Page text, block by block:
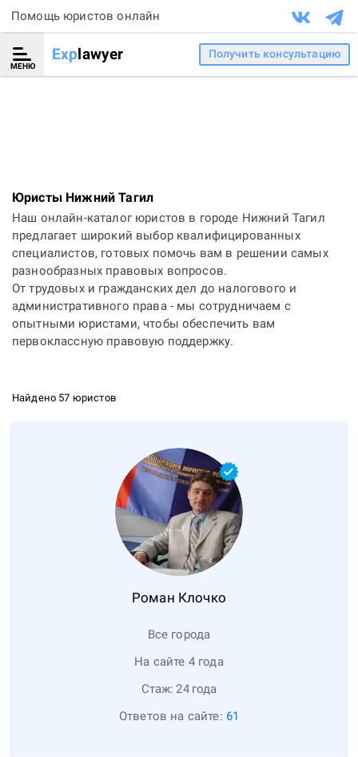
Помощь юристов онлайн
МЕНЮ
Explawyer Получить консультацию
Юристы Нижний Тагил
Наш онлайн-каталог юристов в городе Нижний Тагил
предлагает широкий выбор квалифицированных
специалистов, готовых помочь вам в решении самых
разнообразных правовых вопросов.
От трудовых и гражданских дел до налогового и
административного права - мы сотрудничаем с
опытными юристами, чтобы обеспечить вам
первоклассную правовую поддержку.
Найдено 57 юристов
Роман Клочко
Все города
На сайте 4 года
Стаж: 24 года
Ответов на сайте: 61